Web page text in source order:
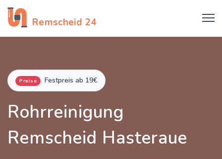
Remscheid 24
Preise Festpreis ab 19€
Rohrreinigung
Remscheid Hasteraue